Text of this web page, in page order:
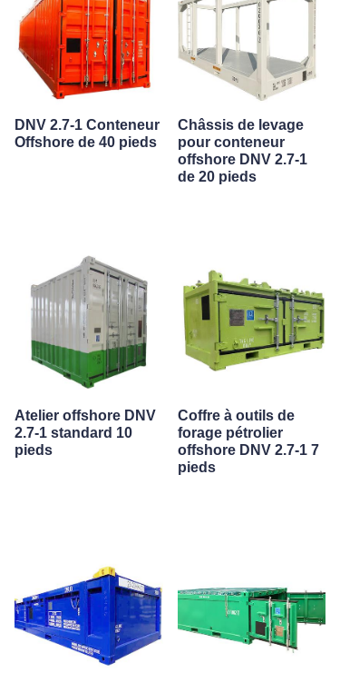
DNV 2.7-1 Conteneur
Offshore de 40 pieds
Châssis de levage
pour conteneur
offshore DNV 2.7-1
de 20 pieds
Atelier offshore DNV
2.7-1 standard 10
pieds
Coffre à outils de
forage pétrolier
offshore DNV 2.7-1 7
pieds